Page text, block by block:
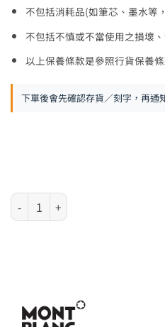
不包括消耗品(如筆芯、墨水等
不包括不慎或不當使用之損壞
以上保養條款是參照行貨保養
下單後會先確認存貨／刻字，再通
Mont Blanc 萬寶龍 M 系列 - 原子